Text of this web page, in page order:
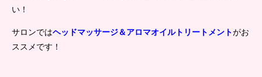
い！
サロンではヘッドマッサージ＆アロマオイルトリートメントがお
ススメです！